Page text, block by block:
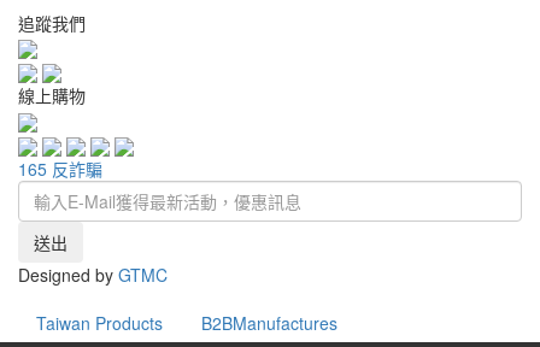
追蹤我們
線上購物
165 反詐騙
送出
Designed by GTMC
Taiwan Products
B2BManufactures